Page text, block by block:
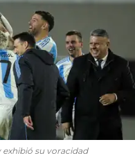
exhibió su voracidad